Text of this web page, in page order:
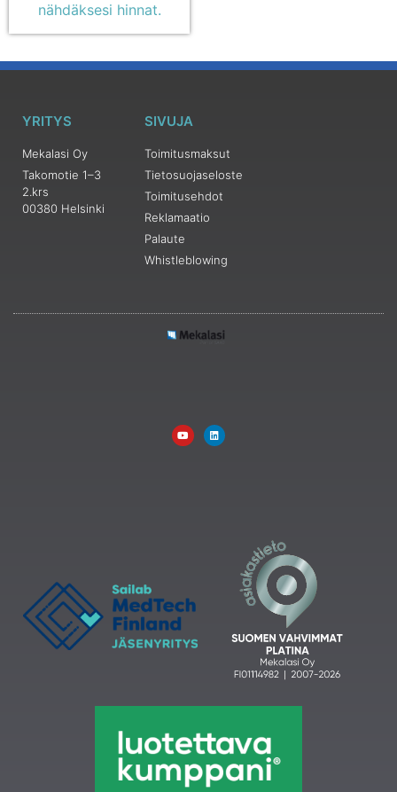
nähdäksesi hinnat.
YRITYS
Mekalasi Oy
Takomotie 1–3
2.krs
00380 Helsinki
SIVUJA
Toimitusmaksut
Tietosuojaseloste
Toimitusehdot
Reklamaatio
Palaute
Whistleblowing